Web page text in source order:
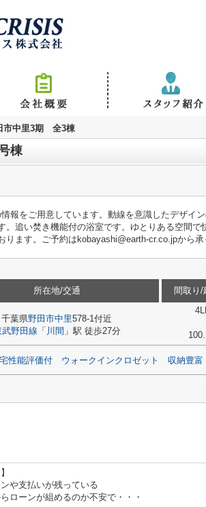
市中里3期 全3棟
棟
報をご用意しています。動線を意識したデザイ
。追い焚き機能付の浴室です。ゆとりある空間
ます。ご予約はkobayashi@earth-cr.co.jpから承
所在地/交通
千葉県野田市中里578-1付近
武野田線 「 川間 」駅 徒歩27分
間取り/
性能評価付 ウォークインクロゼット 収納豊富
や支払いが残っている
ローンが組めるのか不安で・・・